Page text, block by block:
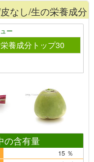
なし/生の栄養成分
ー
栄養成分トップ30
の含有量
15 ％